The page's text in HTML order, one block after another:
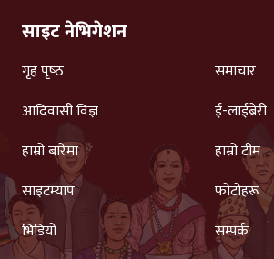
साइट नेभिगेशन
गृह पृष्‍ठ
समाचार
आदिवासी विज्ञ
ई-लाईब्रेरी
हाम्रो बारेमा
हाम्रो टीम
साइटम्याप
फोटोहरू
भिडियो
सम्पर्क